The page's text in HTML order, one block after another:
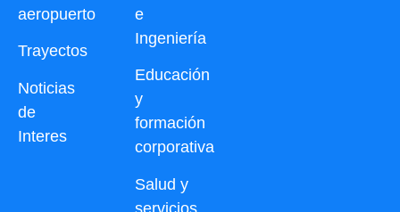
aeropuerto
Trayectos
Noticias
de
Interes
e
Ingeniería
Educación
y
formación
corporativa
Salud y
servicios